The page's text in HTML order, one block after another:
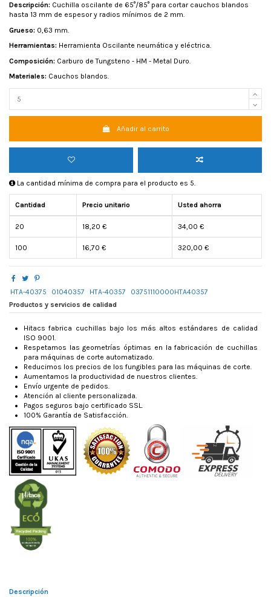
Descripción: Cuchilla oscilante de 65°/85° para cortar cauchos blandos
hasta 13 mm de espesor y radios mínimos de 2 mm.
Grueso: 0,63 mm.
Herramientas: Herramienta Oscilante neumática y eléctrica.
Composición: Carburo de Tungsteno - HM - Metal Duro.
Materiales: Cauchos blandos.
Añadir al carrito
La cantidad mínima de compra para el producto es 5.
Cantidad Precio unitario Usted ahorra
20 18,20 € 34,00 €
100 16,70 € 320,00 €
HTA-40375 01040357 HTA-40357
03751110000HTA40357
Productos y servicios de calidad
Hitacs fabrica cuchillas bajo los más altos estándares de calidad
ISO 9001.
Respetamos las geometrías óptimas en la fabricación de cuchillas
para máquinas de corte automatizado.
Reducimos los precios de los fungibles para las máquinas de corte.
Aumentamos la productividad de nuestros clientes.
Envío urgente de pedidos.
Atención al cliente personalizada.
Pagos seguros bajo certificado SSL.
100% Garantía de Satisfacción.
Descripción